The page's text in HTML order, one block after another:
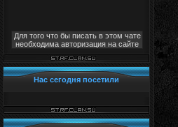
Для того что бы писать в этом чате
необходима авторизация на сайте
Нас сегодня посетили